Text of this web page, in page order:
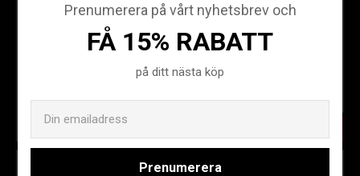
SALMING
RAPTOR
MEDIUM
MAGENTA
299KR
SALMING
RAPTOR TOUCH
PLUS WHITE
SAL19-1119317TP-0707L
Prenumerera på vårt nyhetsbrev och
FÅ 15% RABATT
på ditt nästa köp
Prenumerera